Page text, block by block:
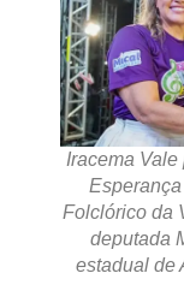
Iracema
Folclórico da
deputada
estadual de